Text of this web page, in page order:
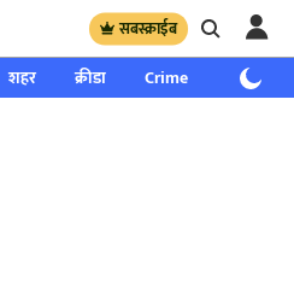
सबस्क्राईब
शहर क्रीडा Crime साप्ताहिक